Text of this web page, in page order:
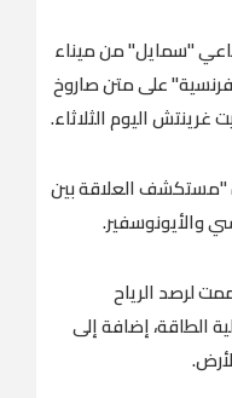
"سمايل" من ميناء
على متن صاروخ
"مستكشف العلاقة بين
والأيونوسفير.
لرصد الرياح
الطاقة، إضافة إلى